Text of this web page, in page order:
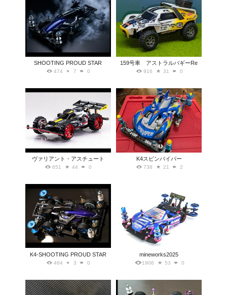
SHOOTING PROUD STAR
474 7 0
159号車 アストラルバギーRe
916 31 0
ヴァリアント・アスチュート
651 44 0
K4スピンバイパー
738 21 2
K4-SHOOTING PROUD STAR
464 3 0
mineworks2025
1906 53 0